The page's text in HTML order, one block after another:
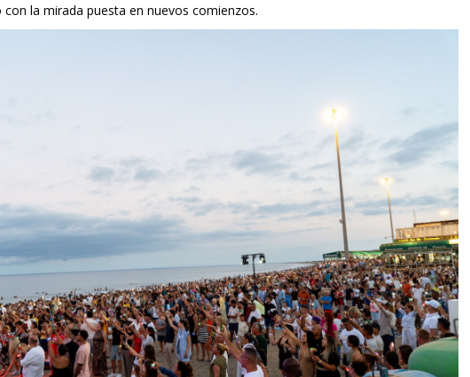
con la mirada puesta en nuevos comienzos.